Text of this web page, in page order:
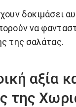
δοκιμάσει
να
της σαλάτας.
αξία
της